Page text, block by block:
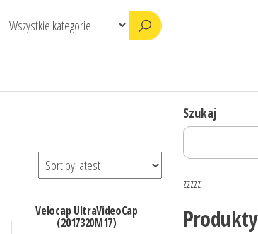
Velocap UltraVideoCap
(2017320M17)
Szukaj
zzzzz
Produkty